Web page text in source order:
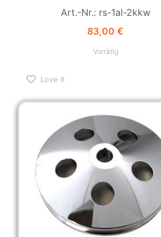
Art.-Nr.: rs-1al-2kkw
83,00 €
Vorrätig
Love it